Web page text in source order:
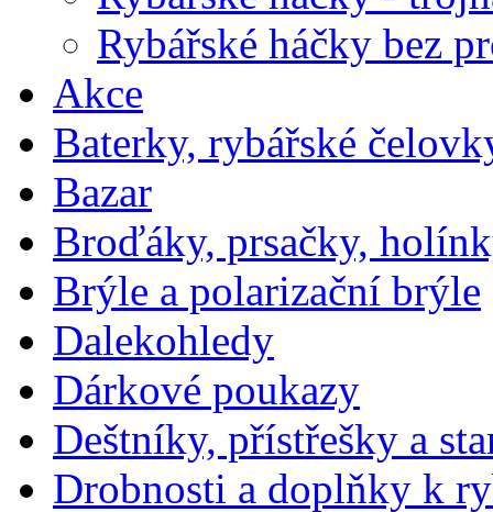
Rybářské háčky bez
Akce
Baterky, rybářské
Bazar
Broďáky, prsačky,
Brýle a polarizační brýle
Dalekohledy
Dárkové poukazy
Deštníky, přístřešky a
Drobnosti a doplňky k